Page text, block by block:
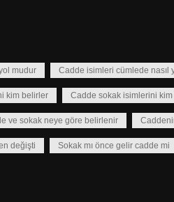
mudur Cadde isimleri cümlede nasıl
kim belirler Cadde sokak isimlerini
ve sokak neye göre belirlenir
değişti Sokak mı önce gelir cadde mi